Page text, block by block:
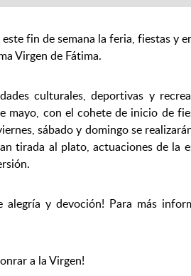
fin de semana la feria, fiestas y
Virgen de Fátima.
culturales, deportivas y
mayo, con el cohete de inicio de
sábado y domingo se
tirada al plato, actuaciones de la
y devoción! Para más
a la Virgen!